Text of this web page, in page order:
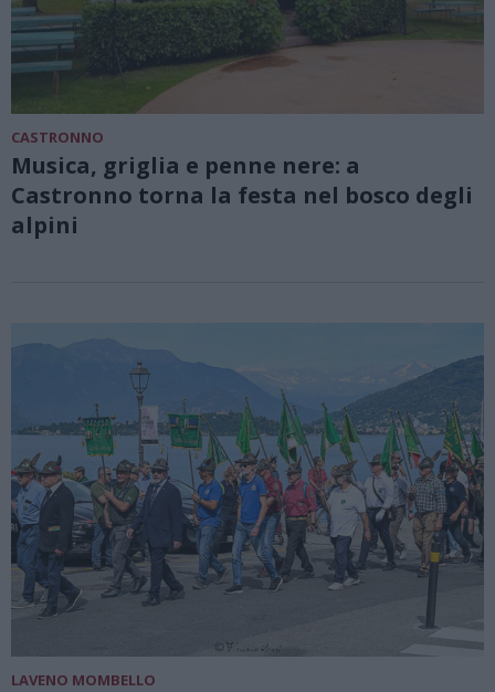
CASTRONNO
Musica, griglia e penne nere: a
Castronno torna la festa nel bosco degli
alpini
LAVENO MOMBELLO